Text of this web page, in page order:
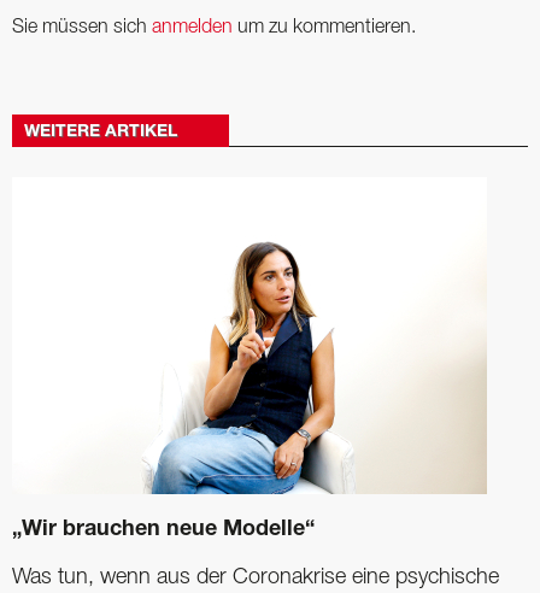
Sie müssen sich anmelden um zu kommentieren.
WEITERE ARTIKEL
„Wir brauchen neue Modelle“
Was tun, wenn aus der Coronakrise eine psychische